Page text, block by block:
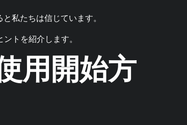
私たちは信じています。
トを紹介します。
用開始方